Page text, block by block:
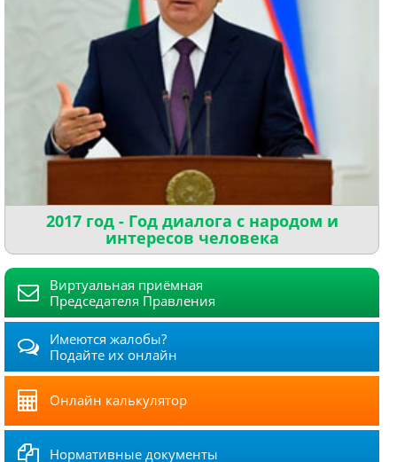
2017 год - Год диалога с народом и
интересов человека
Виртуальная приёмная
Председателя Правления
Имеются жалобы?
Подайте их онлайн
Онлайн калькулятор
Нормативные документы